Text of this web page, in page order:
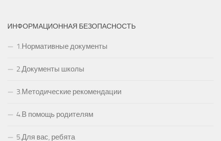
ИНФОРМАЦИОННАЯ БЕЗОПАСНОСТЬ
1.Нормативные документы
2.Документы школы
3.Методические рекомендации
4.В помощь родителям
5.Для вас, ребята